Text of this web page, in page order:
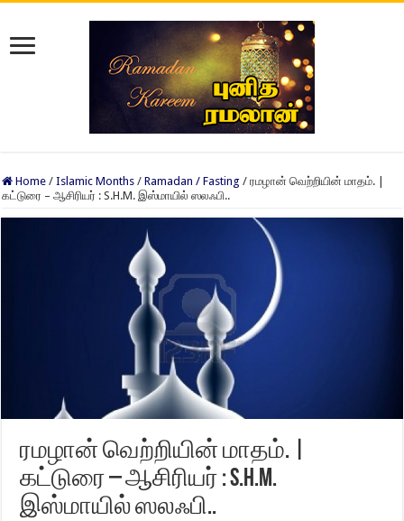
Home / Islamic Months / Ramadan / Fasting / ரமழான் வெற்றியின் மாதம். |
கட்டுரை – ஆசிரியர் : S.H.M. இஸ்மாயில் ஸலஃபி..
ரமழான் வெற்றியின் மாதம். |
கட்டுரை – ஆசிரியர் : S.H.M.
இஸ்மாயில் ஸலஃபி..